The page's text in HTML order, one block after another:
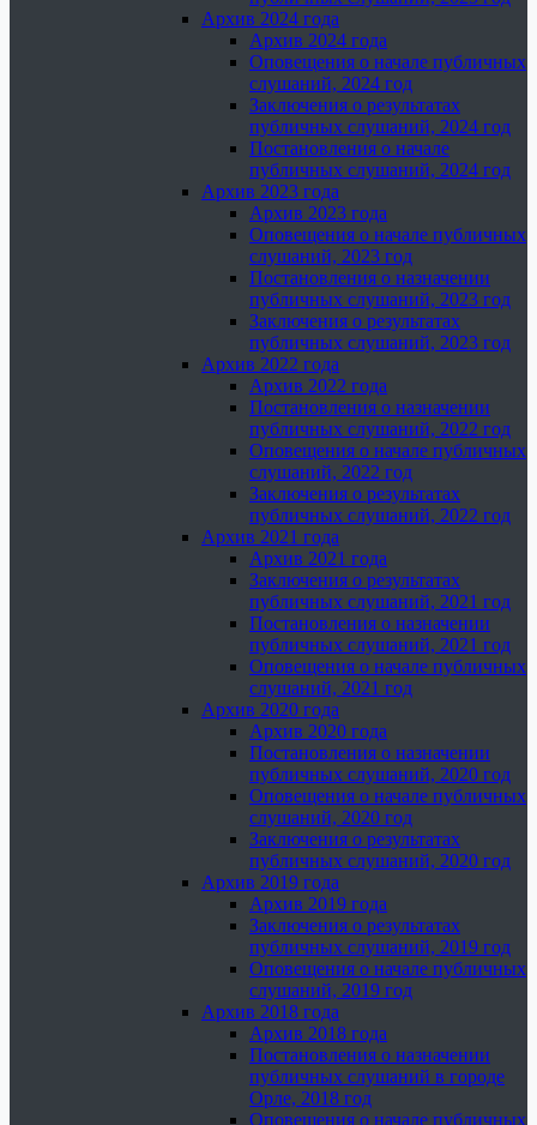
Архив 2024 года
Архив 2024 года
Оповещения о начале публичных
слушаний, 2024 год
Заключения о результатах
публичных слушаний, 2024 год
Постановления о начале
публичных слушаний, 2024 год
Архив 2023 года
Архив 2023 года
Оповещения о начале публичных
слушаний, 2023 год
Постановления о назначении
публичных слушаний, 2023 год
Заключения о результатах
публичных слушаний, 2023 год
Архив 2022 года
Архив 2022 года
Постановления о назначении
публичных слушаний, 2022 год
Оповещения о начале публичных
слушаний, 2022 год
Заключения о результатах
публичных слушаний, 2022 год
Архив 2021 года
Архив 2021 года
Заключения о результатах
публичных слушаний, 2021 год
Постановления о назначении
публичных слушаний, 2021 год
Оповещения о начале публичных
слушаний, 2021 год
Архив 2020 года
Архив 2020 года
Постановления о назначении
публичных слушаний, 2020 год
Оповещения о начале публичных
слушаний, 2020 год
Заключения о результатах
публичных слушаний, 2020 год
Архив 2019 года
Архив 2019 года
Заключения о результатах
публичных слушаний, 2019 год
Оповещения о начале публичных
слушаний, 2019 год
Архив 2018 года
Архив 2018 года
Постановления о назначении
публичных слушаний в городе
Орле, 2018 год
Оповещения о начале публичных